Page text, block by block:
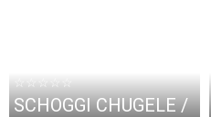
☆☆☆☆☆
SCHOGGI CHUGELE /